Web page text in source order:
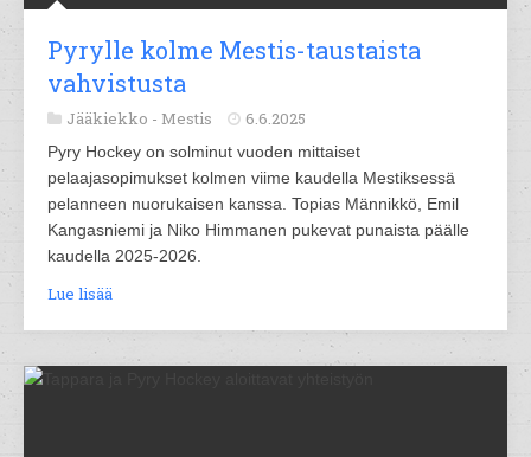
Pyrylle kolme Mestis-taustaista
vahvistusta
Jääkiekko - Mestis 6.6.2025
Pyry Hockey on solminut vuoden mittaiset
pelaajasopimukset kolmen viime kaudella Mestiksessä
pelanneen nuorukaisen kanssa. Topias Männikkö, Emil
Kangasniemi ja Niko Himmanen pukevat punaista päälle
kaudella 2025-2026.
Lue lisää